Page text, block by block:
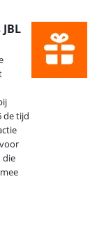
de tijd
die